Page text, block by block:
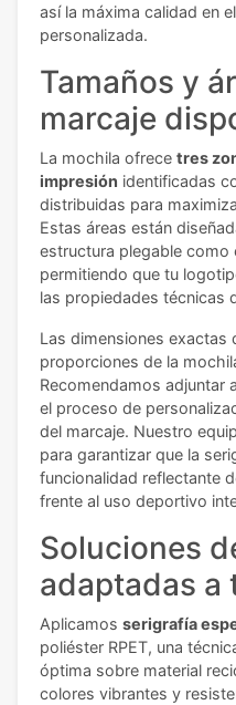
así la máxima calidad en
personalizada.
Tamaños y
marcaje
La mochila ofrece tres
impresión identificadas
distribuidas para
Estas áreas están
estructura plegable como
permitiendo que tu
las propiedades técnicas
Las dimensiones exactas
proporciones de la
Recomendamos adjuntar
el proceso de
del marcaje. Nuestro
para garantizar que la
funcionalidad reflectante
frente al uso deportivo
Soluciones
adaptadas a
Aplicamos serigrafía
poliéster RPET, una
óptima sobre material
colores vibrantes y